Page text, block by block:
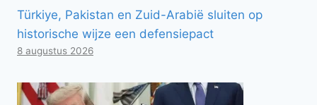
Türkiye, Pakistan en Zuid-Arabië sluiten op
historische wijze een defensiepact
8 augustus 2026